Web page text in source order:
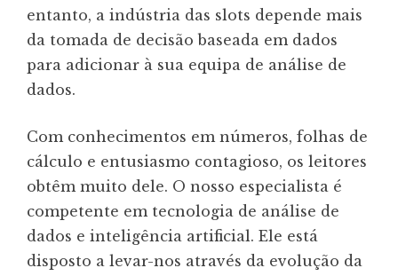
entanto, a indústria das slots depende mais
da tomada de decisão baseada em dados
para adicionar à sua equipa de análise de
dados.
Com conhecimentos em números, folhas de
cálculo e entusiasmo contagioso, os leitores
obtêm muito dele. O nosso especialista é
competente em tecnologia de análise de
dados e inteligência artificial. Ele está
disposto a levar-nos através da evolução da